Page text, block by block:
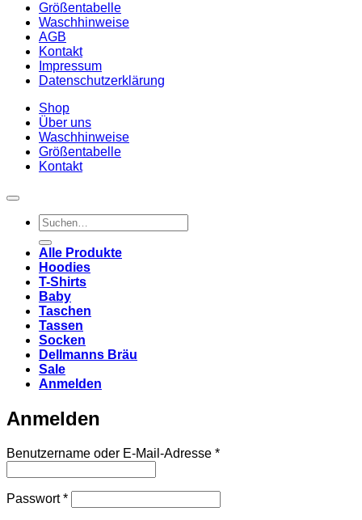
Größentabelle
Waschhinweise
AGB
Kontakt
Impressum
Datenschutzerklärung
Shop
Über uns
Waschhinweise
Größentabelle
Kontakt
Suchen
nach:
Alle Produkte
Hoodies
T-Shirts
Baby
Taschen
Tassen
Socken
Dellmanns Bräu
Sale
Anmelden
Anmelden
Benutzername oder E-Mail-Adresse *Erforderlich
Passwort*Erforderlich